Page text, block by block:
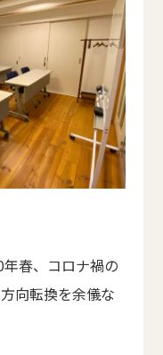
春、コロナ禍の
向転換を余儀な